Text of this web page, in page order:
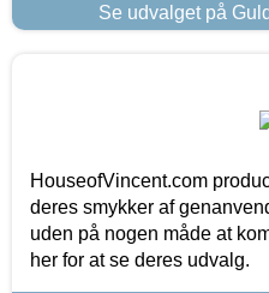
Se udvalget på
HouseofVincent.com
deres smykker af
uden på nogen måde at
her for at se deres udvalg.